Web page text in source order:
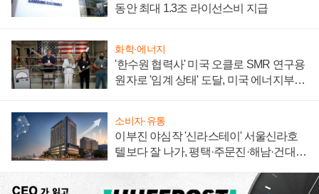
동안 최대 1.3조 라이선스비 지급
화학·에너지
'한수원 협력사' 미국 오클로 SMR 연구용
원자로 '임계 상태' 도달, 미국 에너지부
소비자·유통
이부진 야심작 '신라스테이' 서울신라호
텔보다 잘 나가, 평택·주문진·해남·건대로